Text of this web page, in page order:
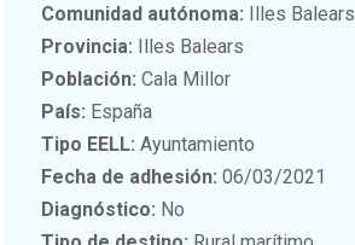
Comunidad autónoma: Illes Balears
Provincia: Illes Balears
Población: Cala Millor
País: España
Tipo EELL: Ayuntamiento
Fecha de adhesión: 06/03/2021
Diagnóstico: No